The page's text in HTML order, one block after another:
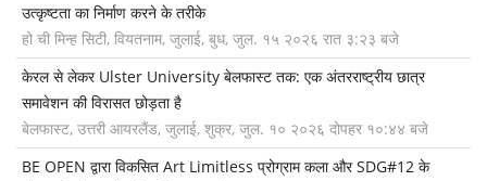
उत्कृष्टता का निर्माण करने के तरीके
हो ची मिन्ह सिटी, वियतनाम, जुलाई, बुध, जुल. १५ २०२६ रात ३:२३ बजे
केरल से लेकर Ulster University बेलफास्ट तक: एक अंतरराष्ट्रीय छात्र
समावेशन की विरासत छोड़ता है
बेलफास्ट, उत्तरी आयरलैंड, जुलाई, शुक्र, जुल. १० २०२६ दोपहर १०:४४ बजे
BE OPEN द्वारा विकसित Art Limitless प्रोग्राम कला और SDG#12 के